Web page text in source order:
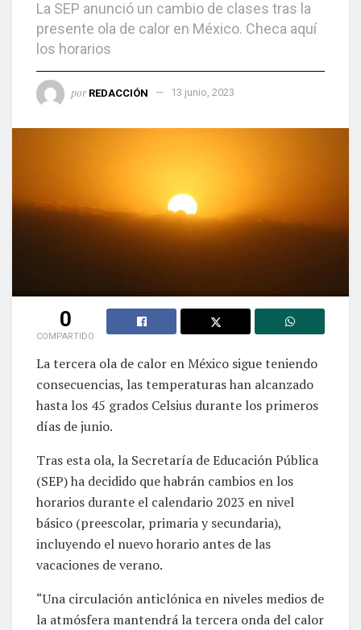
La SEP anunció un cambio de clases tras la
presente ola de calor en México. Checa aquí
los horarios
por REDACCIÓN 13 junio, 2023
0
COMPARTIDO
La tercera ola de calor en México sigue teniendo
consecuencias, las temperaturas han alcanzado
hasta los 45 grados Celsius durante los primeros
días de junio.
Tras esta ola, la Secretaría de Educación Pública
(SEP) ha decidido que habrán cambios en los
horarios durante el calendario 2023 en nivel
básico (preescolar, primaria y secundaria),
incluyendo el nuevo horario antes de las
vacaciones de verano.
“Una circulación anticlónica en niveles medios de
la atmósfera mantendrá la tercera onda del calor